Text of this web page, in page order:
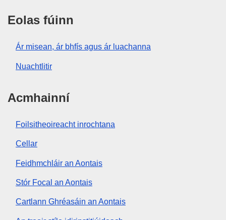
Eolas fúinn
Ár misean, ár bhfís agus ár luachanna
Nuachtlitir
Acmhainní
Foilsitheoireacht inrochtana
Cellar
Feidhmchláir an Aontais
Stór Focal an Aontais
Cartlann Ghréasáin an Aontais